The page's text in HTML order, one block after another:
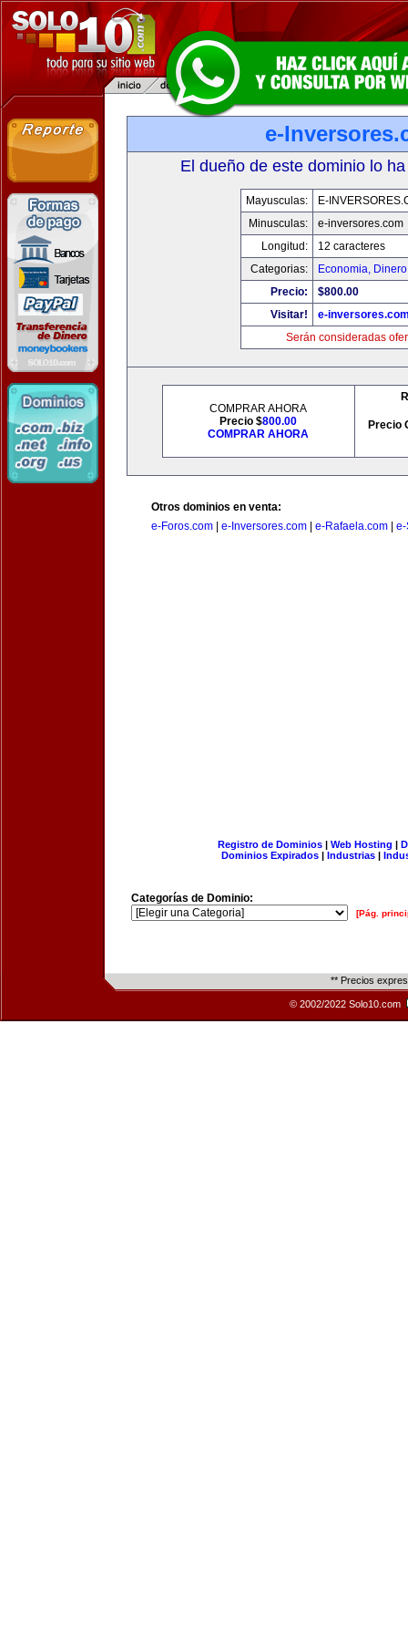
e-
El dueño de este dominio lo
Mayusculas:
E-
Minusculas:
e-inversores.com
Longitud:
12 caracteres
Categorias:
Economia,
Precio:
$800.00
Visitar!
e-
Serán consideradas
COMPRAR AHORA
Precio $800.00
COMPRAR AHORA
Precio
Otros dominios en venta:
e-Foros.com
e-Inversores.com e-Rafaela.com e-
Registro de Dominios| Web Hosting |
Dominios Expirados | Industrias |
Categorías de Dominio:
[Pág.
** Precios
© 2002/2022 Solo10.com